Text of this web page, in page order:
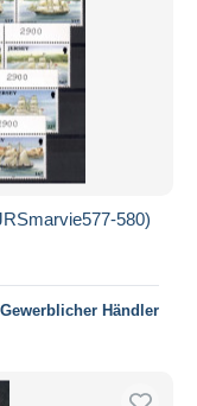
580)
Gewerblicher Händler